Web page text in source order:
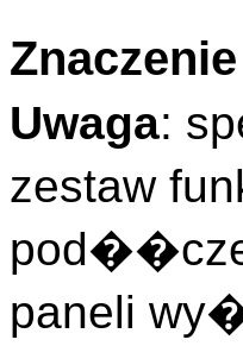
Uwaga:
zestaw
paneli